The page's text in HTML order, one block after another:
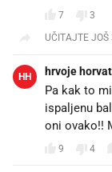
7
3
UČITAJTE JOŠ
HH hrvoje horvat
Pa kak to
ispaljenu
oni ovako!!
9 4